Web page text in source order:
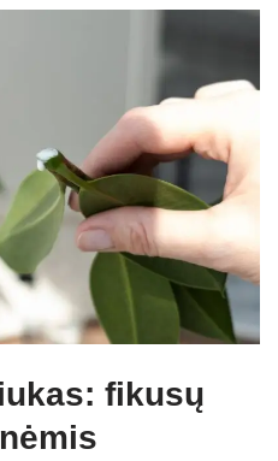
fikusų